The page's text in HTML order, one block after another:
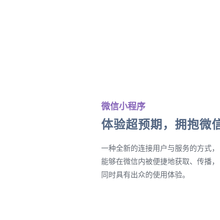
微信小程序
体验超预期，拥抱微
一种全新的连接用户与服务的方式，
能够在微信内被便捷地获取、传播，
同时具有出众的使用体验。